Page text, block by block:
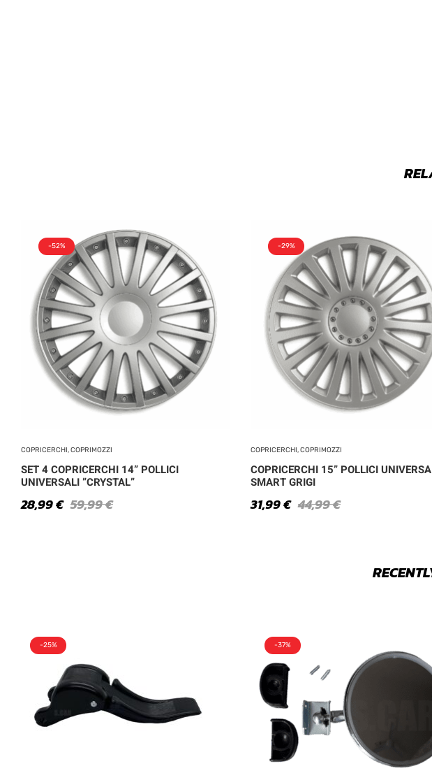
-52%
COPRICERCHI, COPRIMOZZI
SET 4 COPRICERCHI 14” POLLICI
UNIVERSALI ”CRYSTAL”
59,99€
28,99€
-29%
COPRICERCHI, COPRIMOZZI
COPRICERCHI 15” POLLICI
SMART GRIGI
44,99€
31,99€
-25% -37%